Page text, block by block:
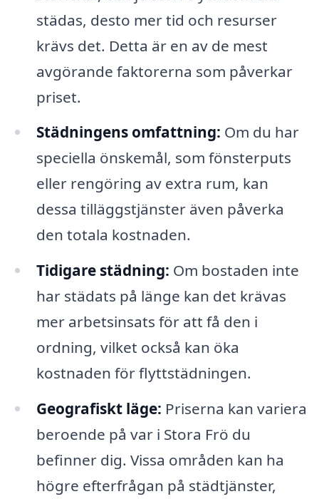
städas, desto mer tid och resurser
krävs det. Detta är en av de mest
avgörande faktorerna som påverkar
priset.
Städningens omfattning: Om du har
speciella önskemål, som fönsterputs
eller rengöring av extra rum, kan
dessa tilläggstjänster även påverka
den totala kostnaden.
Tidigare städning: Om bostaden inte
har städats på länge kan det krävas
mer arbetsinsats för att få den i
ordning, vilket också kan öka
kostnaden för flyttstädningen.
Geografiskt läge: Priserna kan variera
beroende på var i Stora Frö du
befinner dig. Vissa områden kan ha
högre efterfrågan på städtjänster,